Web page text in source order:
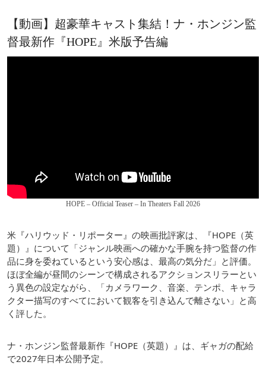
【動画】超豪華キャスト集結！ナ・ホンジン監
督最新作『HOPE』米版予告編
HOPE – Official Teaser – In Theaters Fall 2026
米『ハリウッド・リポーター』の映画批評家は、『HOPE（英
題）』について「ジャンル映画への確かな手腕を持つ監督の作
品に身を委ねているという安心感は、最高の気分だ」と評価。
ほぼ全編が昼間のシーンで構成されるアクションスリラーとい
う異色の設定ながら、「カメラワーク、音楽、テンポ、キャラ
クター描写のすべてにおいて観客を引き込んで離さない」と高
く評した。
ナ・ホンジン監督最新作『HOPE（英題）』は、ギャガの配給
で2027年日本公開予定。